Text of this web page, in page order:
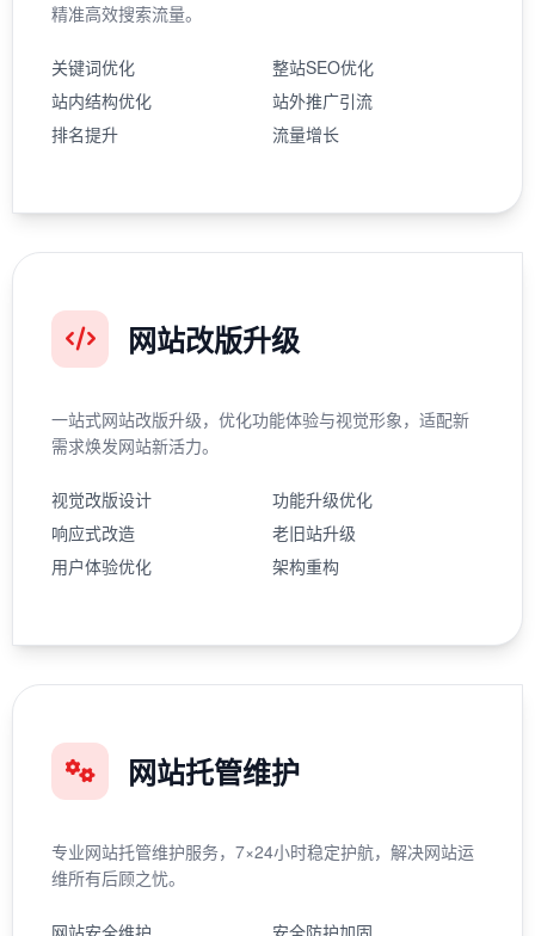
精准高效搜索流量。
关键词优化
整站SEO优化
站内结构优化
站外推广引流
排名提升
流量增长
网站改版升级
一站式网站改版升级，优化功能体验与视觉形象，适配新
需求焕发网站新活力。
视觉改版设计
功能升级优化
响应式改造
老旧站升级
用户体验优化
架构重构
网站托管维护
专业网站托管维护服务，7×24小时稳定护航，解决网站运
维所有后顾之忧。
网站安全维护
安全防护加固